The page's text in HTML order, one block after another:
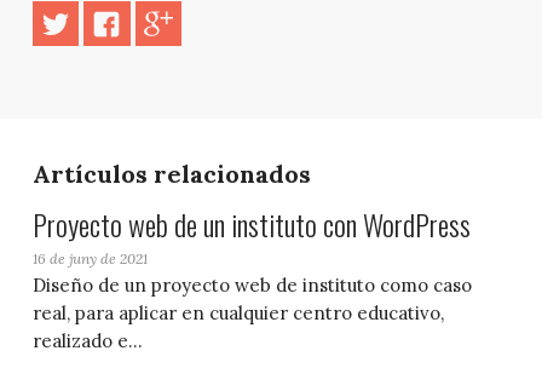
Artículos relacionados
Proyecto web de un instituto con WordPress
16 de juny de 2021
Diseño de un proyecto web de instituto como caso
real, para aplicar en cualquier centro educativo,
realizado e...